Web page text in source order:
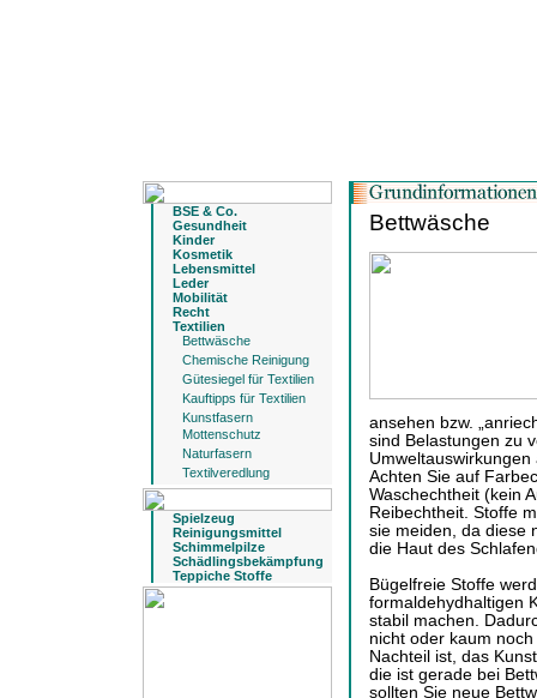
BSE & Co.
Gesundheit
Kinder
Kosmetik
Lebensmittel
Leder
Mobilität
Recht
Textilien
Bettwäsche
Chemische Reinigung
Gütesiegel für Textilien
Kauftipps für Textilien
Kunstfasern
Mottenschutz
Naturfasern
Textilveredlung
Spielzeug
Reinigungsmittel
Schimmelpilze
Schädlingsbekämpfung
Teppiche Stoffe
Bettwäsche
ansehen bzw.
sind Belastungen zu
Achten Sie auf
Waschechtheit (kein
Reibechtheit. Stoffe
sie meiden, da diese
die Haut des
Bügelfreie Stoffe
formaldehydhaltigen
stabil machen.
nicht oder kaum
Nachteil ist, das
die ist gerade bei
sollten Sie neue